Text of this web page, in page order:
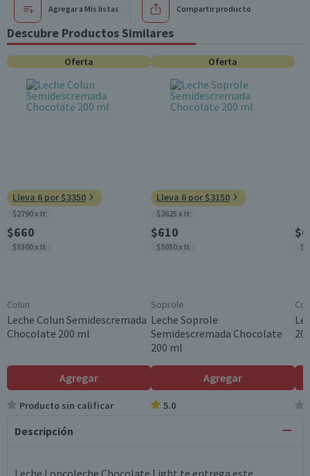
Agregar a Mis listas Compartir producto
Descubre Productos Similares
Oferta
Lleva 6 por $3350
$2790 x lt
$660
$3300 x lt
Colun
Leche Colun Semidescremada
Chocolate 200 ml
Agregar
Producto sin calificar
Oferta
Lleva 6 por $3150
$2625 x lt
$610
$3050 x lt
Soprole
Leche Soprole
Semidescremada Chocolate
200 ml
Agregar
5.0
Descripción
Leche Loncoleche Chocolate Light te entrega este